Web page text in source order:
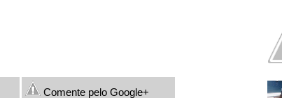
Comente pelo Google+